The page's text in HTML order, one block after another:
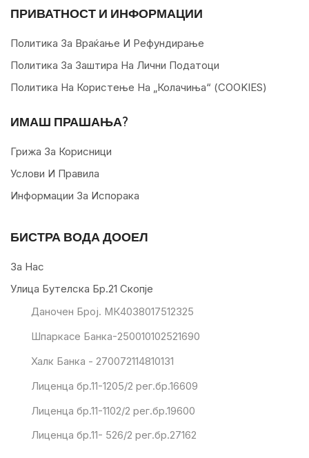
ПРИВАТНОСТ И ИНФОРМАЦИИ
Политика За Враќање И Рефундирање
Политика За Заштира На Лични Податоци
Политика На Користење На „колачиња“ (COOKIES)
ИМАШ ПРАШАЊА?
Грижа За Корисници
Услови И Правила
Информации За Испорака
БИСТРА ВОДА ДООЕЛ
За Нас
Улица Бутелска Бр.21 Скопје
Даночен Број. МК4038017512325
Шпаркасе Банка-250010102521690
Халк Банка - 270072114810131
Лиценца бр.11-1205/2 рег.бр.16609
Лиценца бр.11-1102/2 рег.бр.19600
Лиценца бр.11- 526/2 рег.бр.27162